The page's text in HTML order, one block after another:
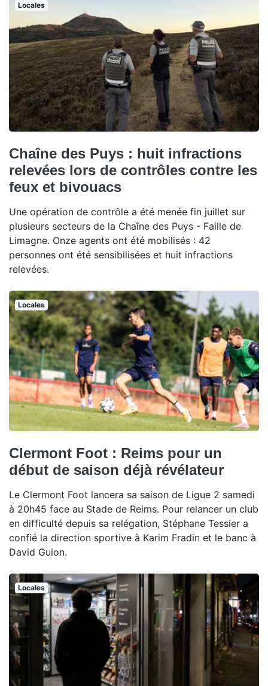
Locales
Chaîne des Puys : huit infractions
relevées lors de contrôles contre les
feux et bivouacs
Une opération de contrôle a été menée fin juillet sur
plusieurs secteurs de la Chaîne des Puys - Faille de
Limagne. Onze agents ont été mobilisés : 42
personnes ont été sensibilisées et huit infractions
relevées.
Locales
Clermont Foot : Reims pour un
début de saison déjà révélateur
Le Clermont Foot lancera sa saison de Ligue 2 samedi
à 20h45 face au Stade de Reims. Pour relancer un club
en difficulté depuis sa relégation, Stéphane Tessier a
confié la direction sportive à Karim Fradin et le banc à
David Guion.
Locales